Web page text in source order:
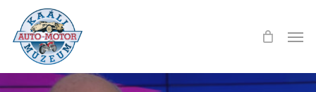
main
content